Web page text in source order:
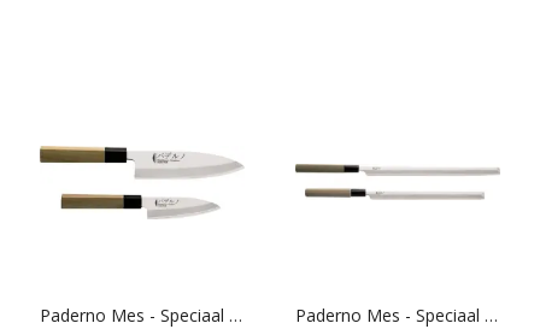
Paderno Mes - Speciaal voor Groenten - 22,5 cm Paderno Mes - Speciaal voor Sashimi - 27 cm